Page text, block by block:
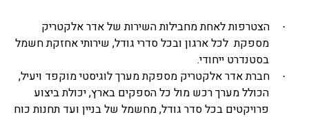
הצטרפות לאחת מחבילות השירות של אדר אלקטריק
מספקת לכל ארגון ובכל סדרי גודל, שירותי אחזקת חשמל
בסטנדרט ייחודי.
חברת אדר אלקטריק מספקת מערך לוגיסטי מוקפד ויעיל,
הכולל מערך רכש מול כל הספקים בארץ, יכולת ביצוע
פרויקטים בכל סדר גודל, מחשמל של בניין ועד תחנות כוח